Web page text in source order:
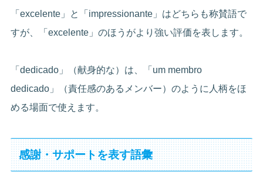
「excelente」と「impressionante」はどちらも称賛語で
すが、「excelente」のほうがより強い評価を表します。
「dedicado」（献身的な）は、「um membro
dedicado」（責任感のあるメンバー）のように人柄をほ
める場面で使えます。
感謝・サポートを表す語彙